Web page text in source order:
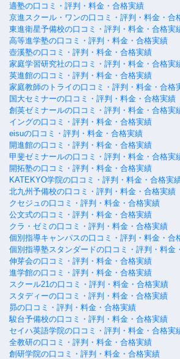
適塾の口コミ・評判・料金・合格実績
京進スクール・ワンの口コミ・評判・料金・合
東進衛星予備校の口コミ・評判・料金・合格実
高等進学塾の口コミ・評判・料金・合格実績
壺溪塾の口コミ・評判・料金・合格実績
家庭学習研究社の口コミ・評判・料金・合格実
英進館の口コミ・評判・料金・合格実績
家庭教師のトライの口コミ・評判・料金・合格
国大セミナーの口コミ・評判・料金・合格実績
創英ゼミナールの口コミ・評判・料金・合格実
イングの口コミ・評判・料金・合格実績
eisuの口コミ・評判・料金・合格実績
開進館の口コミ・評判・料金・合格実績
甲斐ゼミナールの口コミ・評判・料金・合格実
開拓塾の口コミ・評判・料金・合格実績
KATEKYO学院の口コミ・評判・料金・合格実
北九州予備校の口コミ・評判・料金・合格実績
クセジュの口コミ・評判・料金・合格実績
公文式の口コミ・評判・料金・合格実績
クラ・ゼミの口コミ・評判・料金・合格実績
個別指導キャンパスの口コミ・評判・料金・合
個別指導塾スタンダードの口コミ・評判・料金
伸芽会の口コミ・評判・料金・合格実績
進学館の口コミ・評判・料金・合格実績
スクール21の口コミ・評判・料金・合格実績
スタディーの口コミ・評判・料金・合格実績
昴の口コミ・評判・料金・合格実績
駿台予備校の口コミ・評判・料金・合格実績
セイハ英語学院の口コミ・評判・料金・合格実
全教研の口コミ・評判・料金・合格実績
創研学院の口コミ・評判・料金・合格実績